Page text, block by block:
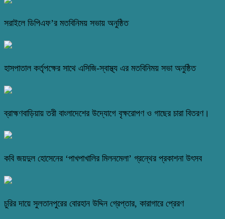
সরাইলে ডিপিএফ’র মতবিনিময় সভায় অনুষ্ঠিত
হাসপাতাল কর্তৃপক্ষের সাথে এসিজি-স্বাস্থ্য এর মতবিনিময় সভা অনুষ্ঠিত
ব্রাহ্মণবাড়িয়ায় তরী বাংলাদেশের উদ্যোগে বৃক্ষরোপণ ও গাছের চারা বিতরণ।
কবি জয়দুল হোসেনের ‘পাখপাখালির মিলনমেলা’ গ্রন্থের প্রকাশনা উৎসব
চুরির দায়ে সুলতানপুরের বোরহান উদ্দিন গ্রেপ্তার, কারাগারে প্রেরণ